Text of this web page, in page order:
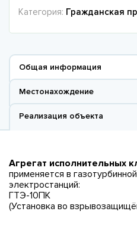
Категория: Гражданская
Общая информация
Местонахождение
Реализация объекта
Агрегат исполнительных
применяется в
электростанций:
ГТЭ-10ПК
(Установка во